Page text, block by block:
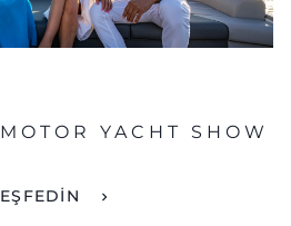
YACHT SHOW